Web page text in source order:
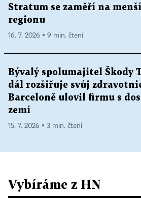
Stratum se zaměří na
regionu
16. 7. 2026 ▪ 9 min. čtení
Bývalý spolumajitel Škody
dál rozšiřuje svůj
Barceloně ulovil firmu s
zemí
15. 7. 2026 ▪ 3 min. čtení
Vybíráme z HN